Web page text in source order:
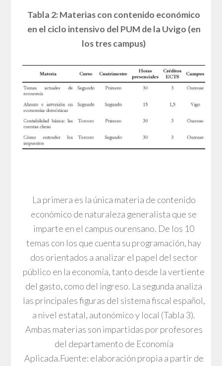
Tabla 2: Materias con contenido económico
en el ciclo intensivo del PUM de la Uvigo (en
los tres campus)
La primera es la única materia de contenido
económico de naturaleza generalista que se
imparte en el campus ourensano. De los 10
temas con los que cuenta su programación, hay
dos orientados a analizar el papel del sector
público en la economía, tanto desde la vertiente
del gasto, como del ingreso. La segunda analiza
las principales figuras del sistema fiscal español,
a nivel estatal, autonómico y local (Tabla 3).
Ambas materias son impartidas por profesores
del departamento de Economía
Aplicada.Fuente: elaboración propia a partir de